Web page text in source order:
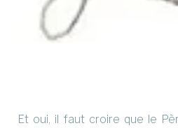
Et oui, il faut croire que le